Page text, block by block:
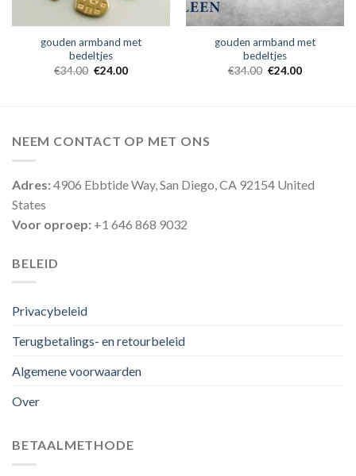
gouden armband met
bedeltjes
€34.00 €24.00
gouden armband met
bedeltjes
€34.00 €24.00
NEEM CONTACT OP MET ONS
Adres:4906 Ebbtide Way, San Diego, CA 92154 United
States
Voor oproep: +1 646 868 9032
BELEID
Privacybeleid
Terugbetalings- en retourbeleid
Algemene voorwaarden
Over
BETAALMETHODE